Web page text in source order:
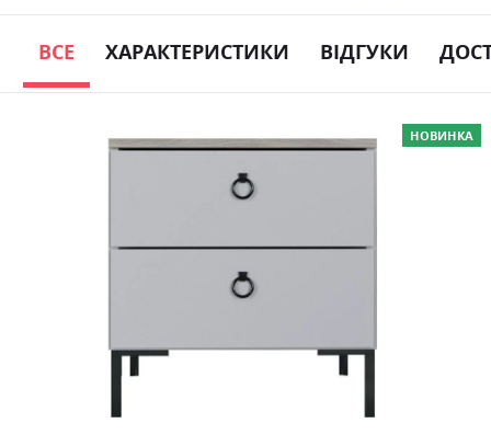
ВСЕ ХАРАКТЕРИСТИКИ ВІДГУКИ
НОВИНКА